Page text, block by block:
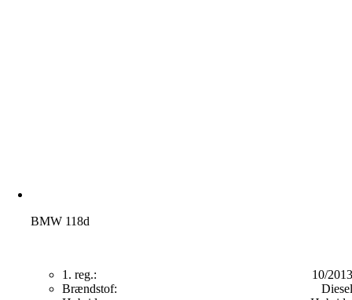
BMW 118d
1. reg.:
10/2013
Brændstof:
Diesel